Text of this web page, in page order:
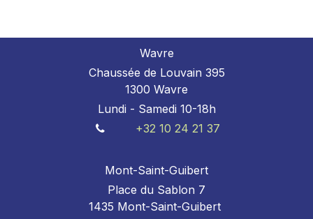
Wavre
Chaussée de Louvain 395
1300 Wavre
Lundi - Samedi 10-18h
+32 10 24 21 37
Mont-Saint-Guibert
Place du Sablon 7
1435 Mont-Saint-Guibert